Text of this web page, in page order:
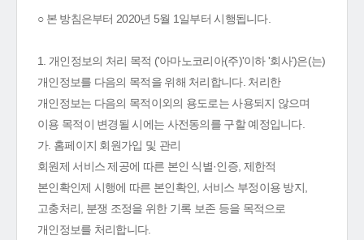
○ 본 방침은부터 2020년 5월 1일부터 시행됩니다.
1. 개인정보의 처리 목적 ('아마노코리아(주)'이하 '회사')은(는)
개인정보를 다음의 목적을 위해 처리합니다. 처리한
개인정보는 다음의 목적이외의 용도로는 사용되지 않으며
이용 목적이 변경될 시에는 사전동의를 구할 예정입니다.
가. 홈페이지 회원가입 및 관리
회원제 서비스 제공에 따른 본인 식별·인증, 제한적
본인확인제 시행에 따른 본인확인, 서비스 부정이용 방지,
고충처리, 분쟁 조정을 위한 기록 보존 등을 목적으로
개인정보를 처리합니다.